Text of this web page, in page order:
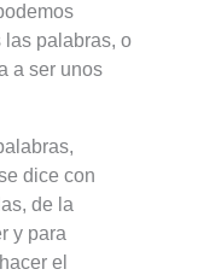
las palabras, o
a ser unos
dice con
de la
y para
el